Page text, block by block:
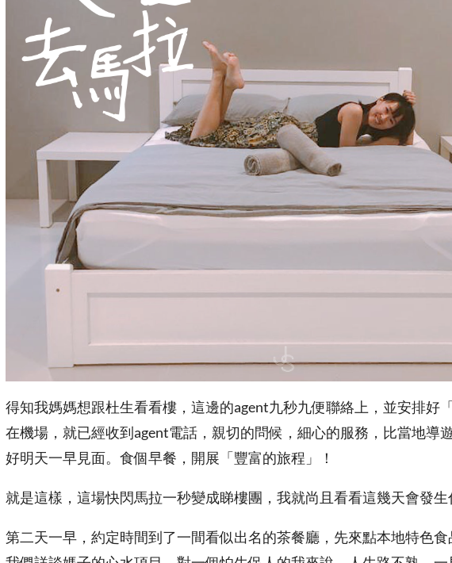
得知我媽媽想跟杜生看看樓，這邊的agent九秒九便聯絡上，並安排好
在機場，就已經收到agent電話，親切的問候，細心的服務，比當地導
好明天一早見面。食個早餐，開展「豐富的旅程」！
就是這樣，這場快閃馬拉一秒變成睇樓團，我就尚且看看這幾天會發生
第二天一早，約定時間到了一間看似出名的茶餐廳，先來點本地特色